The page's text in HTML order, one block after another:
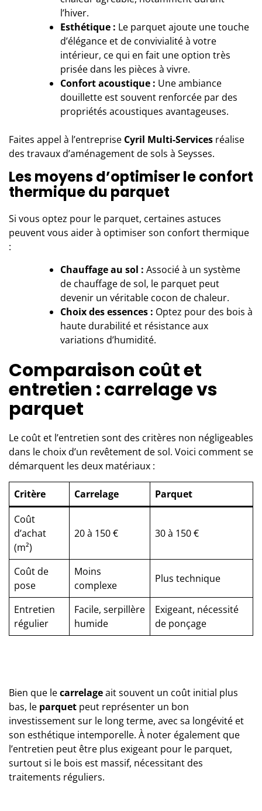
l’hiver.
Esthétique : Le parquet ajoute une touche
d’élégance et de convivialité à votre
intérieur, ce qui en fait une option très
prisée dans les pièces à vivre.
Confort acoustique : Une ambiance
douillette est souvent renforcée par des
propriétés acoustiques avantageuses.
Faites appel à l’entreprise Cyril Multi-Services réalise
des travaux d’aménagement de sols à Seysses.
Les moyens d’optimiser le confort
thermique du parquet
Si vous optez pour le parquet, certaines astuces
peuvent vous aider à optimiser son confort thermique
:
Chauffage au sol : Associé à un système
de chauffage de sol, le parquet peut
devenir un véritable cocon de chaleur.
Choix des essences : Optez pour des bois à
haute durabilité et résistance aux
variations d’humidité.
Comparaison coût et
entretien : carrelage vs
parquet
Le coût et l’entretien sont des critères non négligeables
dans le choix d’un revêtement de sol. Voici comment se
démarquent les deux matériaux :
Critère Carrelage
Parquet
Coût
d’achat
(m²)
20 à 150 € 30 à 150 €
Coût de
pose
Moins
complexe
Plus technique
Entretien
régulier
Facile, serpillère
humide
Exigeant, nécessité
de ponçage
Bien que lecarrelageait souvent un coût initial plus
bas, le parquet peut représenter un bon
investissement sur le long terme, avec sa longévité et
son esthétique intemporelle. À noter également que
l’entretien peut être plus exigeant pour le parquet,
surtout si le bois est massif, nécessitant des
traitements réguliers.